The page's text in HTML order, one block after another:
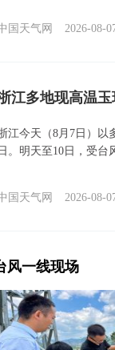
国天气网 2026-08-
江多地现高温
江今天（8月7日）以
日。明天至10日，受台
国天气网 2026-08-
风一线现场